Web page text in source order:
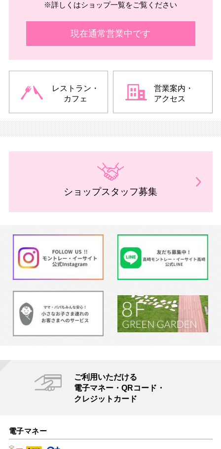
※詳しくはショップ一覧をご覧ください
現在通常営業中です
レストラン・
カフェ
営業案内・
アクセス
ショップスタッフ募集
ご利用いただける
電子マネー・QRコード・
クレジットカード
電子マネー